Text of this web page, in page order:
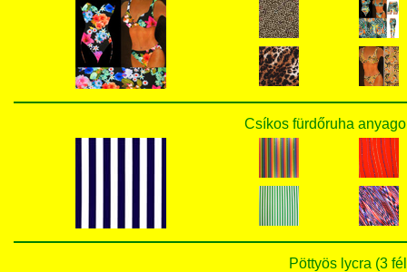
Csíkos fürdőruha
Pöttyös lycra (3